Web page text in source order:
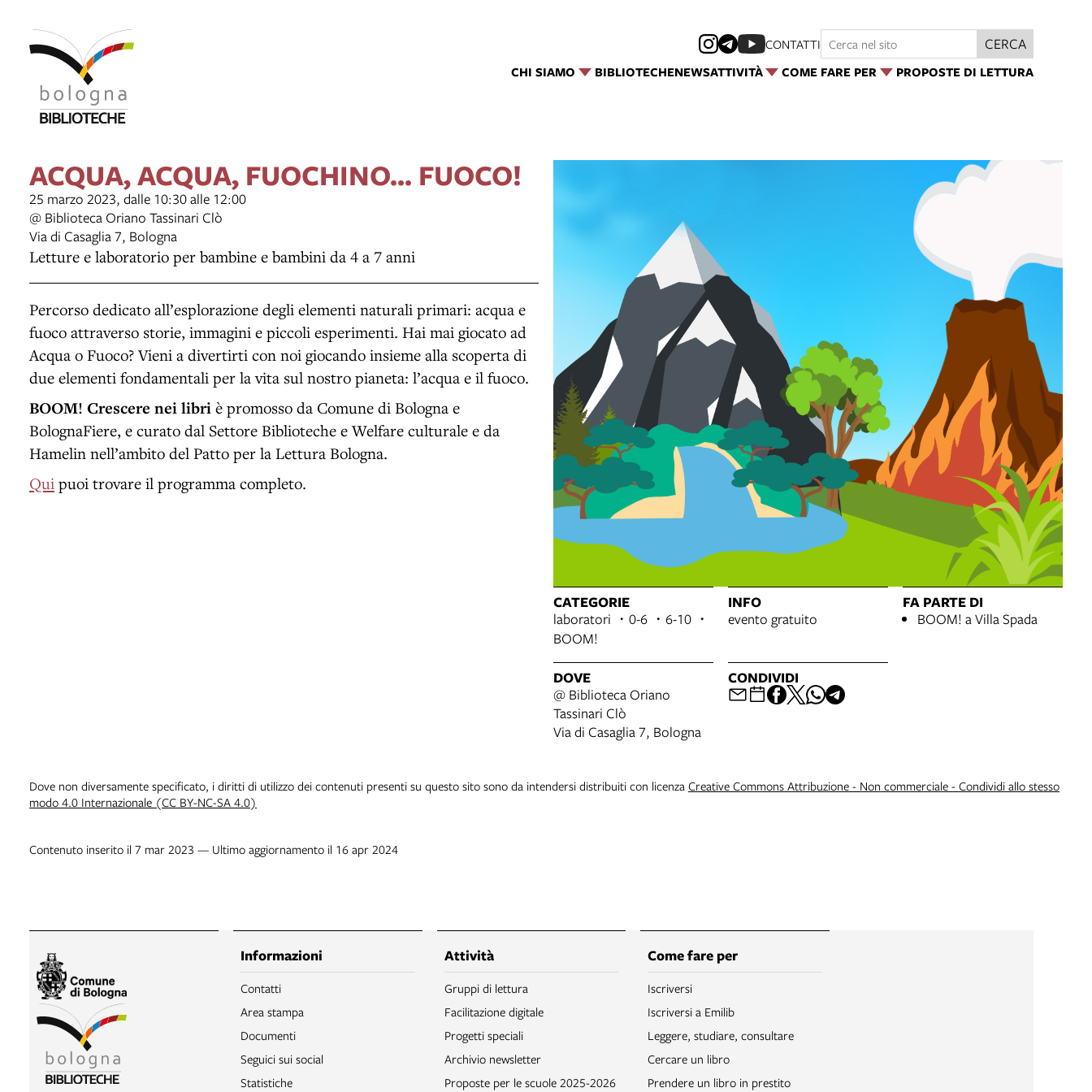
CHI SIAMO BIBLIOTECHENEWSATTIVITÀ COME FARE PER PROPOSTE DI LETTURA
CONTATTI CERCA
ACQUA, ACQUA, FUOCHINO... FUOCO!
25 marzo 2023, dalle 10:30 alle 12:00
@ Biblioteca Oriano Tassinari Clò
Via di Casaglia 7, Bologna
Letture e laboratorio per bambine e bambini da 4 a 7 anni
Percorso dedicato all’esplorazione degli elementi naturali primari: acqua e
fuoco attraverso storie, immagini e piccoli esperimenti. Hai mai giocato ad
Acqua o Fuoco? Vieni a divertirti con noi giocando insieme alla scoperta di
due elementi fondamentali per la vita sul nostro pianeta: l’acqua e il fuoco.
BOOM! Crescere nei libri è promosso da Comune di Bologna e
BolognaFiere, e curato dal Settore Biblioteche e Welfare culturale e da
Hamelin nell’ambito del Patto per la Lettura Bologna.
Qui puoi trovare il programma completo.
CATEGORIE
laboratori
0-6
6-10
BOOM!
INFO
evento gratuito
FA PARTE DI
BOOM! a Villa Spada
DOVE
@ Biblioteca Oriano
Tassinari Clò
Via di Casaglia 7, Bologna
CONDIVIDI
Dove non diversamente specificato, i diritti di utilizzo dei contenuti presenti su questo sito sono da intendersi distribuiti con licenza Creative Commons Attribuzione - Non commerciale - Condividi allo stesso
modo 4.0 Internazionale (CC BY-NC-SA 4.0)
Contenuto inserito il 7 mar 2023 — Ultimo aggiornamento il 16 apr 2024
Informazioni
Contatti
Area stampa
Documenti
Seguici sui social
Statistiche
Attività
Gruppi di lettura
Facilitazione digitale
Progetti speciali
Archivio newsletter
Proposte per le scuole 2025-2026
Come fare per
Iscriversi
Iscriversi a Emilib
Leggere, studiare, consultare
Cercare un libro
Prendere un libro in prestito